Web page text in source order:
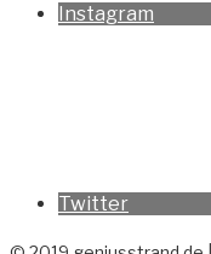
Instagram
Twitter